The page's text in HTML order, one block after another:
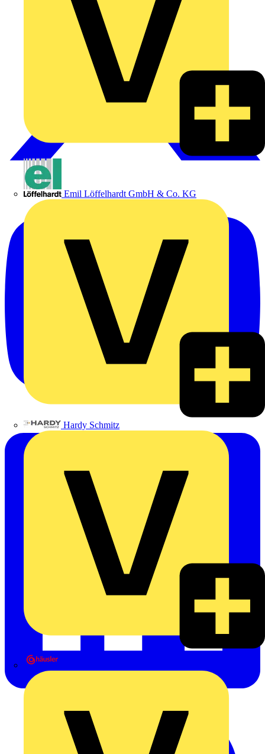
Emil Löffelhardt GmbH & Co. KG
Hardy Schmitz